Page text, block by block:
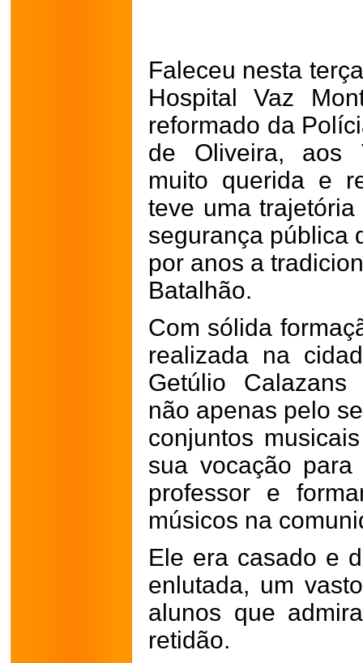
Faleceu nesta
Hospital Vaz
reformado da
de Oliveira, aos
muito querida e
teve uma
segurança pública
por anos a
Batalhão.
Com sólida
realizada na
Getúlio
não apenas pelo
conjuntos
sua vocação
professor e
músicos na
Ele era casado e
enlutada, um
alunos que
retidão.